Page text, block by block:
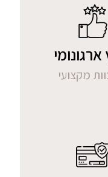
ארגונומי
מקצועי